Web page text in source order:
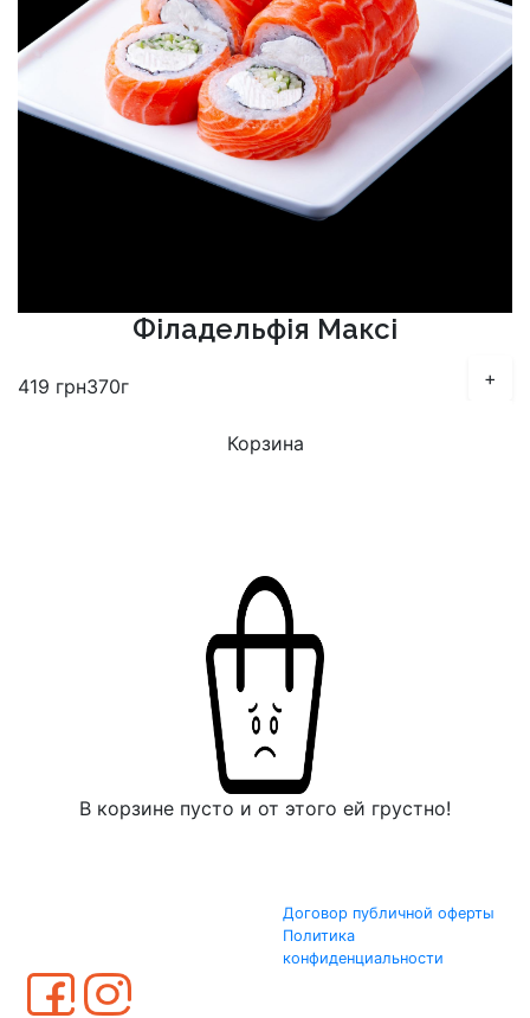
Філадельфія Максі
419 грн370г +
Корзина
В корзине пусто и от этого ей грустно!
Договор публичной оферты
Политика
конфиденциальности